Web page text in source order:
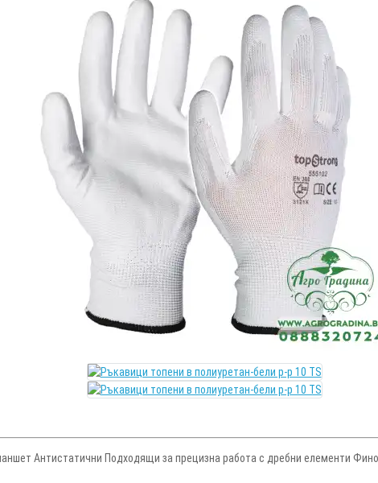
Антистатични Подходящи за прецизна работа с дребни елементи